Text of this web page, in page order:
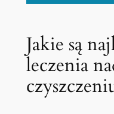
Jakie są
leczenia